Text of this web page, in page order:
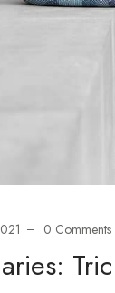
0 Comments